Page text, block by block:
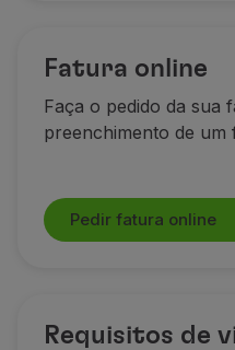
Alugar carro
Seguro de Viagem
Alojamento
TAP Miles&Go
Programa TAP Miles&Go
Parceiros
Fatura online
Faça o pedido da sua
preenchimento de um
Pedir fatura online
Requisitos de